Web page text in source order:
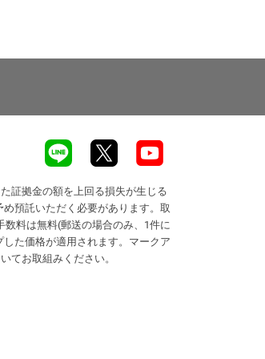
証拠金の額を上回る損失が生じる
預託いただく必要があります。取
料は無料(郵送の場合のみ、1件に
た価格が適用されます。マークア
てお取組みください。